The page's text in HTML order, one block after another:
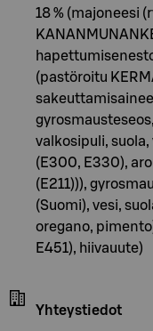
18 % (majoneesi
(pastöroitu
valkosipuli,
(E300, E330),
(E211))),
(Suomi), vesi,
oregano,
E451), hiivauute)
Yhteystiedot